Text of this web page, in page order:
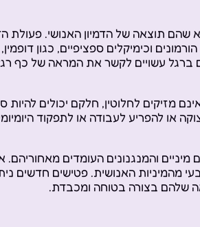
תוצאה של הדמיון האנושי. פעולת
וכימיקלים ספציפיים, כגון
ברגל עשויים לקשר את המראה של כף
מזיקים לחלוטין, חלקם יכולים להיות
או להפריע לעבודה או לתפקוד
והמנגנונים העומדים
מהמיניות האנושית. פטישים חדשים
שלהם בצורה בטוחה ומכבדת.